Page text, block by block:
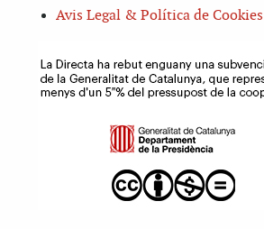
Avis Legal & Política de Cookies